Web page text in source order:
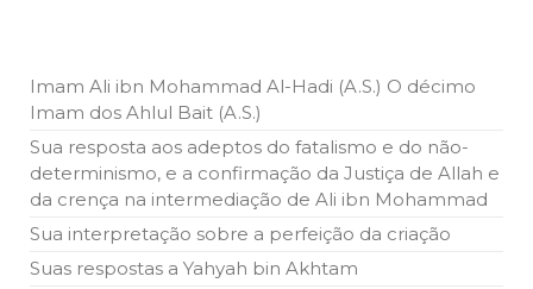
5 DE NOVEMBRO DE 2013
Em nome de Deus, O Clemente, O Misericordioso! O Centro
Islâmico no Brasil parabeniza a nação islâmica pela chegada
no ano novo muçulmano de 1435 Hejrita. Desejamos a
todos os irmãos e irmãs um novo
Falecimento do Imam Ali Ibn Al-Hussein
Imam Ali ibn Mohammad Al-Hadi (A.S.) O décimo
Imam dos Ahlul Bait (A.S.)
Sua resposta aos adeptos do fatalismo e do não-
determinismo, e a confirmação da Justiça de Allah e
da crença na intermediação de Ali ibn Mohammad
Sua interpretação sobre a perfeição da criação
Suas respostas a Yahyah bin Akhtam